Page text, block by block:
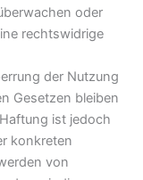
oder
rechtswidrige
der Nutzung
Gesetzen bleiben
ist jedoch
konkreten
von